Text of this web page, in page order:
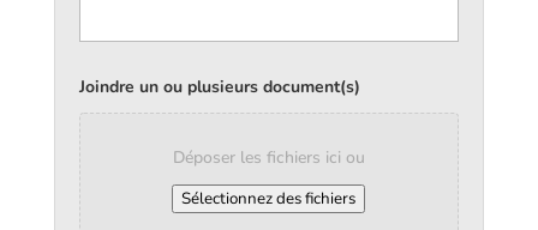
Joindre un ou plusieurs document(s)
Déposer les fichiers ici ou
Sélectionnez des fichiers